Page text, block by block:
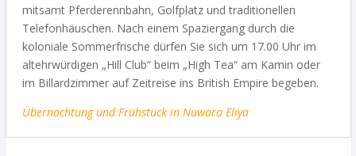
mitsamt Pferderennbahn, Golfplatz und traditionellen
Telefonhäuschen. Nach einem Spaziergang durch die
koloniale Sommerfrische dürfen Sie sich um 17.00 Uhr im
altehrwürdigen „Hill Club“ beim „High Tea“ am Kamin oder
im Billardzimmer auf Zeitreise ins British Empire begeben.
Übernachtung und Frühstück in Nuwara Eliya